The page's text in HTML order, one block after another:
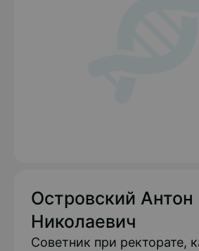
Островский Антон
Николаевич
Советник при ректорате,